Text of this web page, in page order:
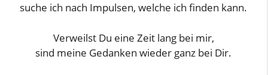
suche ich nach Impulsen, welche ich finden kann.
Verweilst Du eine Zeit lang bei mir,
sind meine Gedanken wieder ganz bei Dir.